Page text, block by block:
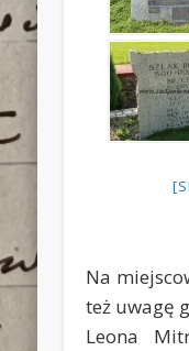
Na
też uwagę
Leona